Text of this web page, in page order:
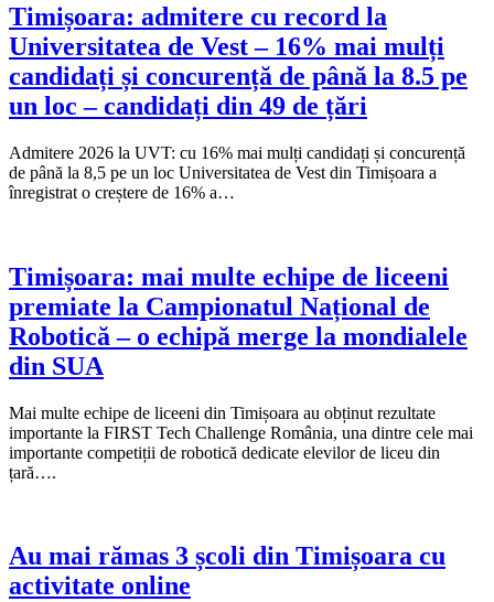
Timișoara: admitere cu record la
Universitatea de Vest – 16% mai mulți
candidați și concurență de până la 8.5 pe
un loc – candidați din 49 de țări
Admitere 2026 la UVT: cu 16% mai mulți candidați și concurență
de până la 8,5 pe un loc Universitatea de Vest din Timișoara a
înregistrat o creștere de 16% a…
Timișoara: mai multe echipe de liceeni
premiate la Campionatul Național de
Robotică – o echipă merge la mondialele
din SUA
Mai multe echipe de liceeni din Timișoara au obținut rezultate
importante la FIRST Tech Challenge România, una dintre cele mai
importante competiții de robotică dedicate elevilor de liceu din
țară….
Au mai rămas 3 școli din Timișoara cu
activitate online